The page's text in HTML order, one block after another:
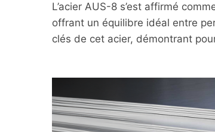
L’acier AUS-8 s’est affirmé
offrant un équilibre idéal entre
clés de cet acier, démontrant